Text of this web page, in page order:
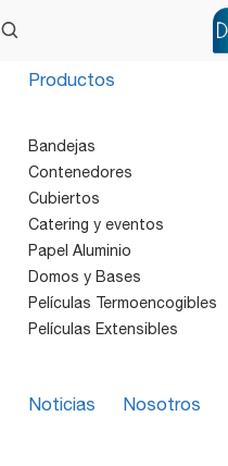
Productos
Bandejas
Contenedores
Cubiertos
Catering y eventos
Papel Aluminio
Domos y Bases
Películas Termoencogibles
Películas Extensibles
Noticias Nosotros